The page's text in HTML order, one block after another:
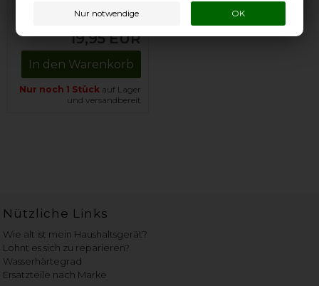
19,95 EUR
In den Warenkorb
Nur noch 1 Stück auf Lager
und versandbereit
Nützliche Links
Wie alt ist mein Haushaltsgerät?
Lohnt es sich zu reparieren?
Wasserhärtegrad
Ersatzteile nach Marke